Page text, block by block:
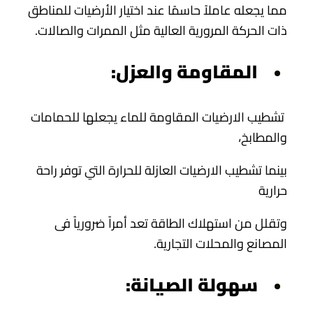
مما يجعله عاملاً حاسمًا عند اختيار الأرضيات للمناطق
ذات الحركة المرورية العالية مثل الممرات والصالات.
المقاومة والعزل:
تشطيب الارضيات المقاومة للماء يجعلها للحمامات
والمطابخ،
بينما تشطيب الارضيات العازلة للحرارة التي توفر راحة
حرارية
وتقلل من استهلاك الطاقة تعد أمراً ضرورياً فى
المصانع والمحلات التجارية.
سهولة الصيانة: